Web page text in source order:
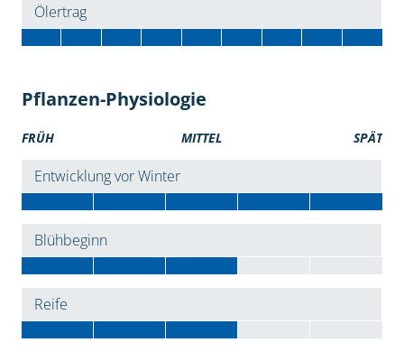
Ölertrag
Pflanzen-Physiologie
FRÜH MITTEL SPÄT
Entwicklung vor Winter
Blühbeginn
Reife